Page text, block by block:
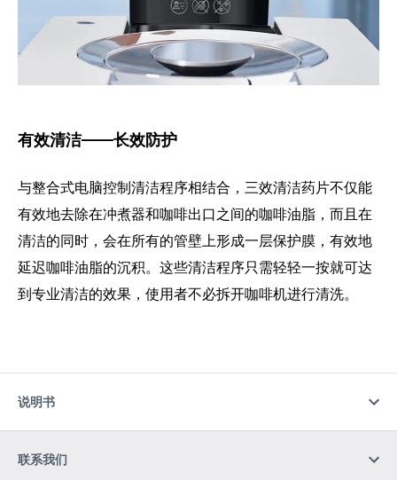
有效清洁——长效防护
与整合式电脑控制清洁程序相结合，三效清洁药片不仅能
有效地去除在冲煮器和咖啡出口之间的咖啡油脂，而且在
清洁的同时，会在所有的管壁上形成一层保护膜，有效地
延迟咖啡油脂的沉积。这些清洁程序只需轻轻一按就可达
到专业清洁的效果，使用者不必拆开咖啡机进行清洗。
说明书
联系我们